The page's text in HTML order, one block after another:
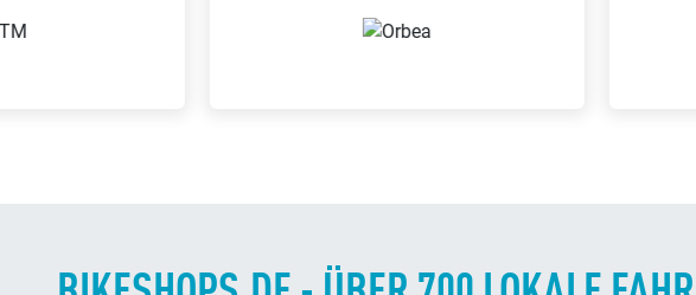
BIKESHOPS.DE - ÜBER 700 LOKALE